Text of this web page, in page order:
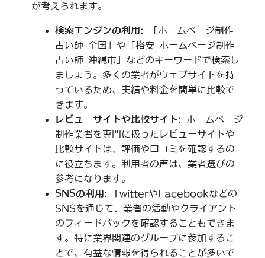
が考えられます。
検索エンジンの利用 : 「ホームページ制作
占い師 全国」や「格安 ホームページ制作
占い師 沖縄市」などのキーワードで検索し
ましょう。多くの業者がウェブサイトを持
っているため、実績や料金を簡単に比較で
きます。
レビューサイトや比較サイト: ホームページ
制作業者を専門に扱ったレビューサイトや
比較サイトは、評価や口コミを確認するの
に役立ちます。利用者の声は、業者選びの
参考になります。
SNSの利用 : TwitterやFacebookなどの
SNSを通じて、業者の活動やクライアント
のフィードバックを確認することもできま
す。特に業界関連のグループに参加するこ
とで、有益な情報を得られることが多いで